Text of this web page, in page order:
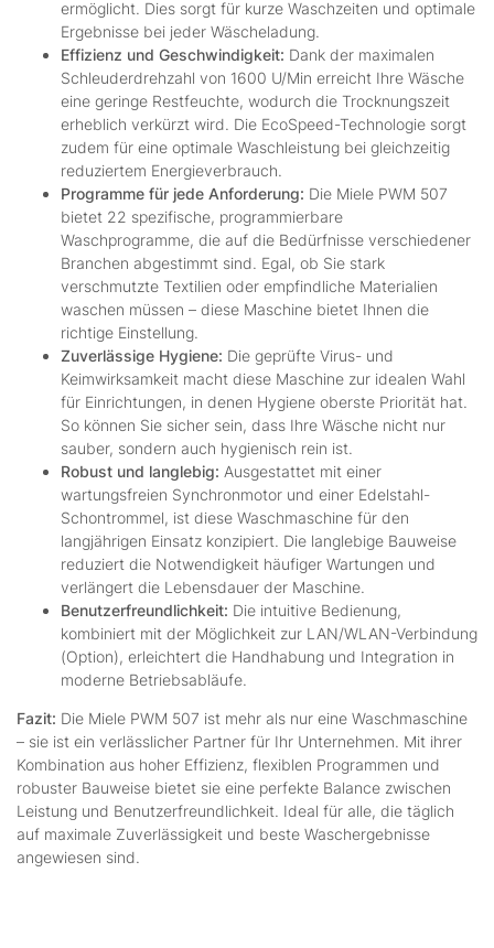
ermöglicht. Dies sorgt für kurze Waschzeiten und optimale
Ergebnisse bei jeder Wäscheladung.
Effizienz und Geschwindigkeit: Dank der maximalen
Schleuderdrehzahl von 1600 U/Min erreicht Ihre Wäsche
eine geringe Restfeuchte, wodurch die Trocknungszeit
erheblich verkürzt wird. Die EcoSpeed-Technologie sorgt
zudem für eine optimale Waschleistung bei gleichzeitig
reduziertem Energieverbrauch.
Programme für jede Anforderung: Die Miele PWM 507
bietet 22 spezifische, programmierbare
Waschprogramme, die auf die Bedürfnisse verschiedener
Branchen abgestimmt sind. Egal, ob Sie stark
verschmutzte Textilien oder empfindliche Materialien
waschen müssen – diese Maschine bietet Ihnen die
richtige Einstellung.
Zuverlässige Hygiene: Die geprüfte Virus- und
Keimwirksamkeit macht diese Maschine zur idealen Wahl
für Einrichtungen, in denen Hygiene oberste Priorität hat.
So können Sie sicher sein, dass Ihre Wäsche nicht nur
sauber, sondern auch hygienisch rein ist.
Robust und langlebig: Ausgestattet mit einer
wartungsfreien Synchronmotor und einer Edelstahl-
Schontrommel, ist diese Waschmaschine für den
langjährigen Einsatz konzipiert. Die langlebige Bauweise
reduziert die Notwendigkeit häufiger Wartungen und
verlängert die Lebensdauer der Maschine.
Benutzerfreundlichkeit: Die intuitive Bedienung,
kombiniert mit der Möglichkeit zur LAN/WLAN-Verbindung
(Option), erleichtert die Handhabung und Integration in
moderne Betriebsabläufe.
Fazit: Die Miele PWM 507 ist mehr als nur eine Waschmaschine
– sie ist ein verlässlicher Partner für Ihr Unternehmen. Mit ihrer
Kombination aus hoher Effizienz, flexiblen Programmen und
robuster Bauweise bietet sie eine perfekte Balance zwischen
Leistung und Benutzerfreundlichkeit. Ideal für alle, die täglich
auf maximale Zuverlässigkeit und beste Waschergebnisse
angewiesen sind.